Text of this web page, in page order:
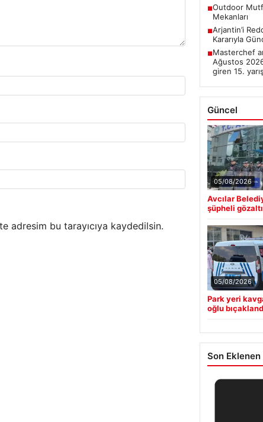
adresim bu tarayıcıya kaydedilsin.
■Outdoor
Mekanları
■Arjantin’i
Kararıyla
■Masterchef
Ağustos
giren 15.
Güncel
05/08/2026
Avcılar
şüpheli
05/08/2026
Park yeri
oğlu
Son